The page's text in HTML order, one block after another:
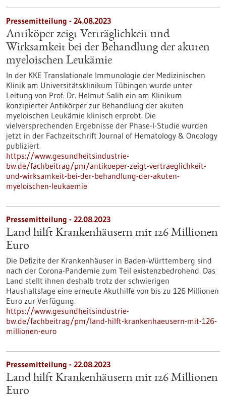
Pressemitteilung - 24.08.2023
Antiköper zeigt Verträglichkeit und
Wirksamkeit bei der Behandlung der akuten
myeloischen Leukämie
In der KKE Translationale Immunologie der Medizinischen
Klinik am Universitätsklinikum Tübingen wurde unter
Leitung von Prof. Dr. Helmut Salih ein am Klinikum
konzipierter Antikörper zur Behandlung der akuten
myeloischen Leukämie klinisch erprobt. Die
vielversprechenden Ergebnisse der Phase-I-Studie wurden
jetzt in der Fachzeitschrift Journal of Hematology & Oncology
publiziert.
https://www.gesundheitsindustrie-
bw.de/fachbeitrag/pm/antikoeper-zeigt-vertraeglichkeit-
und-wirksamkeit-bei-der-behandlung-der-akuten-
myeloischen-leukaemie
Pressemitteilung - 22.08.2023
Land hilft Krankenhäusern mit 126 Millionen
Euro
Die Defizite der Krankenhäuser in Baden-Württemberg sind
nach der Corona-Pandemie zum Teil existenzbedrohend. Das
Land stellt ihnen deshalb trotz der schwierigen
Haushaltslage eine erneute Akuthilfe von bis zu 126 Millionen
Euro zur Verfügung.
https://www.gesundheitsindustrie-
bw.de/fachbeitrag/pm/land-hilft-krankenhaeusern-mit-126-
millionen-euro
Pressemitteilung - 22.08.2023
Land hilft Krankenhäusern mit 126 Millionen
Euro